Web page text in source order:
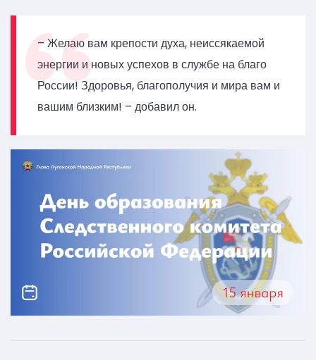
– Желаю вам крепости духа, неиссякаемой
энергии и новых успехов в службе на благо
России! Здоровья, благополучия и мира вам и
вашим близким! – добавил он.